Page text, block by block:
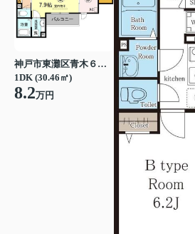
神戸市東灘区青木６丁目
1DK (30.46㎡)
8.2万円